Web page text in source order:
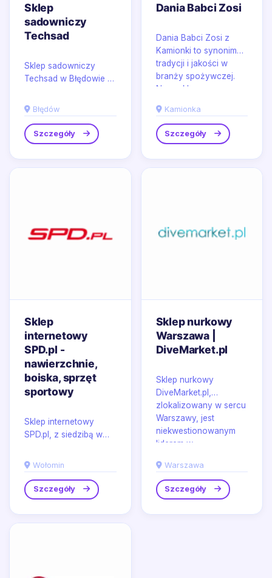
Sklep
sadowniczy
Techsad
Sklep sadowniczy
Techsad w Błędowie to
profesjonalizm spotyka
się z pasją do
ogrodnictwa i...
Błędów
Szczegóły
Dania Babci Zosi
Dania Babci Zosi z
Kamionki to synonim
tradycji i jakości w
branży spożywczej.
Nasz sklep
Kamionka
Szczegóły
Sklep
internetowy
SPD.pl -
nawierzchnie,
boiska, sprzęt
sportowy
Sklep internetowy
SPD.pl, z siedzibą w
Wołominie, oferuje
szeroki asortyment
kompleksowych...
Wołomin
Szczegóły
Sklep nurkowy
Warszawa |
DiveMarket.pl
Sklep nurkowy
DiveMarket.pl,
zlokalizowany w sercu
Warszawy, jest
niekwestionowanym
liderem w...
Warszawa
Szczegóły